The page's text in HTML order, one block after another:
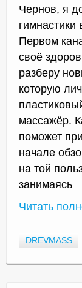
Чернов, я
гимнастики
Первом
своё
разберу
которую
массажёр.
поможет
начале
на той
занимаясь
Читать
DREVMASS